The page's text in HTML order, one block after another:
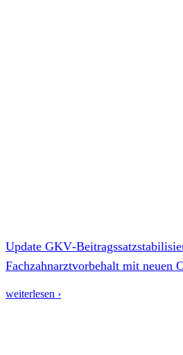
Update
Fachzahnarztvorbehalt mit neuen
weiterlesen ›